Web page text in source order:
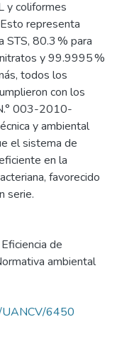
y coliformes
representa
STS, 80.3 % para
y 99.9995 %
todos los
con los
003-2010-
y ambiental
el sistema de
en la
favorecido
serie.
Eficiencia de
ambiental
UANCV/6450